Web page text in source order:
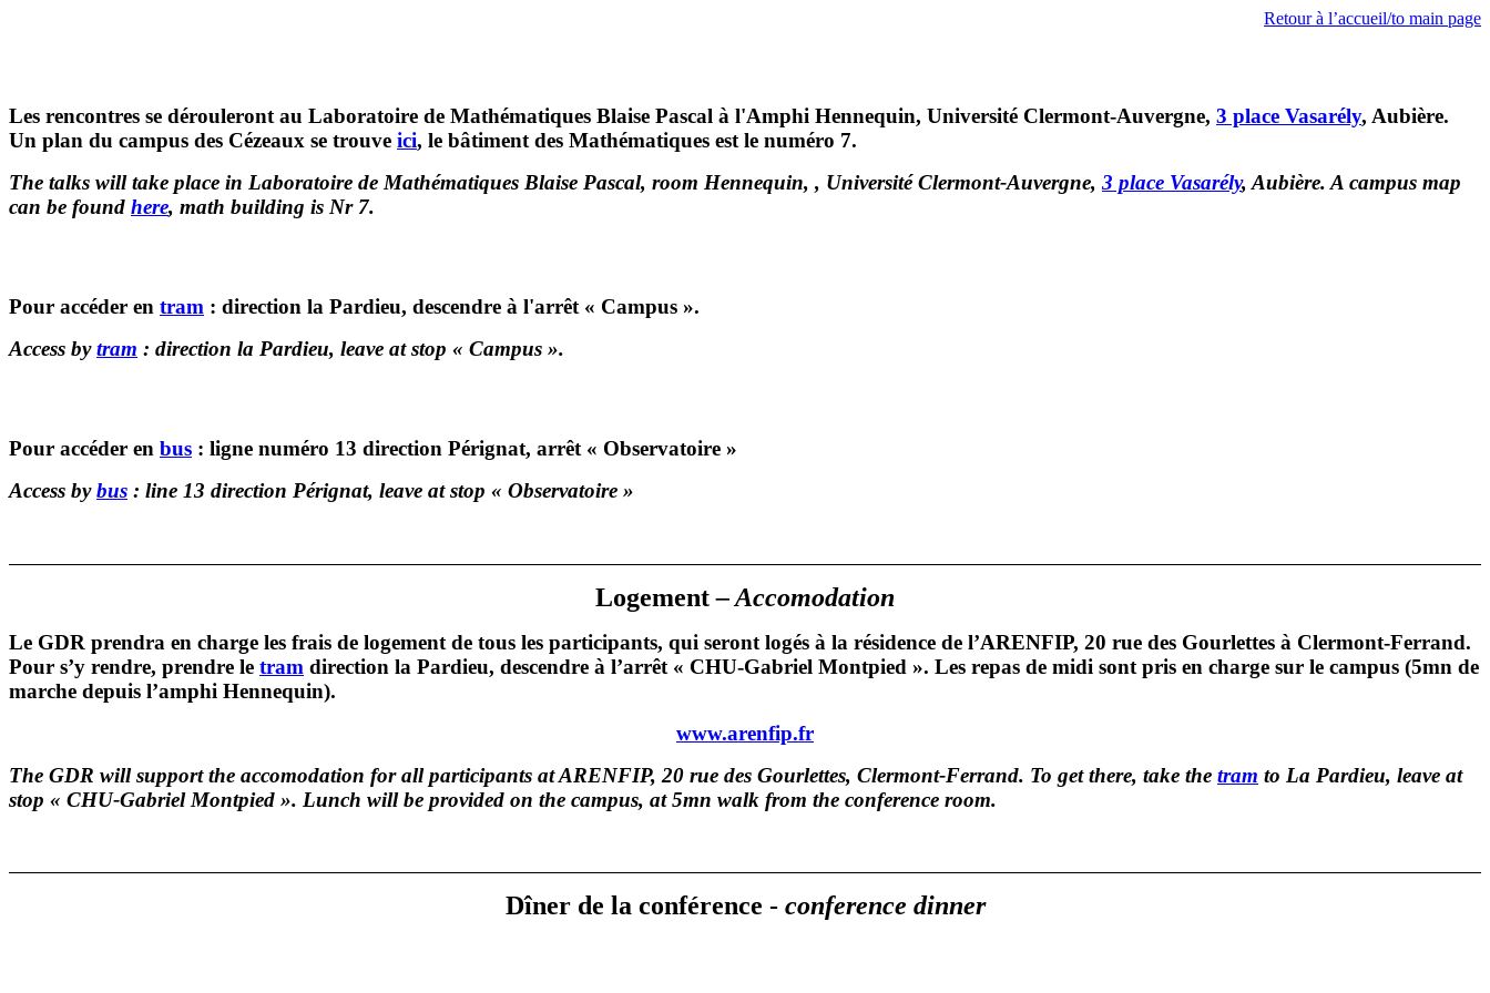
Retour à l’accueil/to main page
Les rencontres se dérouleront au Laboratoire de Mathématiques Blaise Pascal à l'Amphi Hennequin, Université Clermont-Auvergne, 3 place Vasarély, Aubière.
Un plan du campus des Cézeaux se trouve ici, le bâtiment des Mathématiques est le numéro 7.
The talks will take place in Laboratoire de Mathématiques Blaise Pascal, room Hennequin, , Université Clermont-Auvergne, 3 place Vasarély, Aubière. A campus map
can be found here, math building is Nr 7.
Pour accéder en tram : direction la Pardieu, descendre à l'arrêt « Campus ».
Access bytram : direction la Pardieu, leave at stop « Campus ».
Pour accéder en bus : ligne numéro 13 direction Pérignat, arrêt « Observatoire »
Access by bus : line 13 direction Pérignat, leave at stop « Observatoire »
Logement– Accomodation
Le GDR prendra en charge les frais de logement de tous les participants, qui seront logés à la résidence de l’ARENFIP, 20 rue des Gourlettes à Clermont-Ferrand.
Pour s’y rendre, prendre le tram direction la Pardieu, descendre à l’arrêt « CHU-Gabriel Montpied ». Les repas de midi sont pris en charge sur le campus (5mn de
marche depuis l’amphi Hennequin).
www.arenfip.fr
The GDR will support the accomodation for all participants at ARENFIP, 20 rue des Gourlettes, Clermont-Ferrand. To get there, take the tram to La Pardieu, leave at
stop « CHU-Gabriel Montpied ». Lunch will be provided on the campus, at 5mn walk from the conference room.
Dîner de la conférence - conference dinner